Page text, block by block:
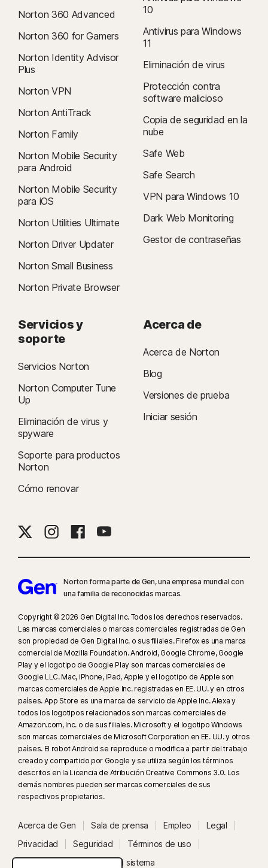
Norton 360 Advanced
Norton 360 for Gamers
Norton Identity Advisor
Plus
Norton VPN
Norton AntiTrack
Norton Family
Norton Mobile Security
para Android
Norton Mobile Security
para iOS
Norton Utilities Ultimate
Norton Driver Updater
Norton Small Business
Norton Private Browser
10
Antivirus para Windows
11
Eliminación de virus
Protección contra
software malicioso
Copia de seguridad en la
nube
Safe Web
Safe Search
VPN para Windows 10
Dark Web Monitoring
Gestor de contraseñas
Servicios y
soporte
Servicios Norton
Norton Computer Tune
Up
Eliminación de virus y
spyware
Soporte para productos
Norton
Cómo renovar
Acerca de
Acerca de Norton
Blog
Versiones de prueba
Iniciar sesión
Norton forma parte de Gen, una empresa mundial con
una familia de reconocidas marcas.
Copyright © 2026 Gen Digital Inc. Todos los derechos reservados.
Las marcas comerciales o marcas comerciales registradas de Gen
son propiedad de Gen Digital Inc. o sus filiales. Firefox es una marca
comercial de Mozilla Foundation. Android, Google Chrome, Google
Play y el logotipo de Google Play son marcas comerciales de
Google LLC. Mac, iPhone, iPad, Apple y el logotipo de Apple son
marcas comerciales de Apple Inc. registradas en EE. UU. y en otros
países. App Store es una marca de servicio de Apple Inc. Alexa y
todos los logotipos relacionados son marcas comerciales de
Amazon.com, Inc. o de sus filiales. Microsoft y el logotipo Windows
son marcas comerciales de Microsoft Corporation en EE. UU. y otros
países. El robot Android se reproduce o modifica a partir del trabajo
creado y compartido por Google y se utiliza según los términos
descritos en la Licencia de Atribución Creative Commons 3.0. Los
demás nombres pueden ser marcas comerciales de sus
respectivos propietarios.
Acerca de Gen Sala de prensa Empleo
Legal
Privacidad
Seguridad
Términos de uso
Estado del sistema